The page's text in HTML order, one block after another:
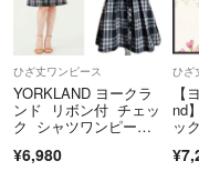
・商品状態が商品説明と
はご返品をお受けしてお
商品到着から5日以内にご
返送ください。期限を過
ねます。 必ず商品を受け
す。
ひざ丈ワンピース
YORKLAND ヨークラ
ンド リボン付 チェッ
ク シャツワンピー
¥6,980
ひざ
【
nd
ッ